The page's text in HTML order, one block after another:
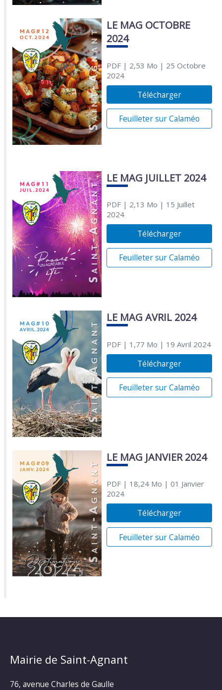
LE MAG OCTOBRE
2024
PDF| 2,53 Mo | 25 Octobre
2024
Télécharger
Feuilleter sur Calaméo
LE MAG JUILLET 2024
PDF| 2,13 Mo | 15 Juillet
2024
Télécharger
Feuilleter sur Calaméo
LE MAG AVRIL 2024
PDF| 1,77 Mo | 19 Avril 2024
Télécharger
Feuilleter sur Calaméo
LE MAG JANVIER 2024
PDF| 18,24 Mo | 01 Janvier
2024
Télécharger
Feuilleter sur Calaméo
Mairie de Saint-Agnant
76, avenue Charles de Gaulle